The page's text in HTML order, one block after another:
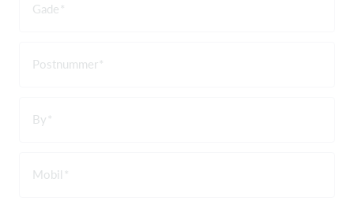
Gade
Postnummer
By
Mobil